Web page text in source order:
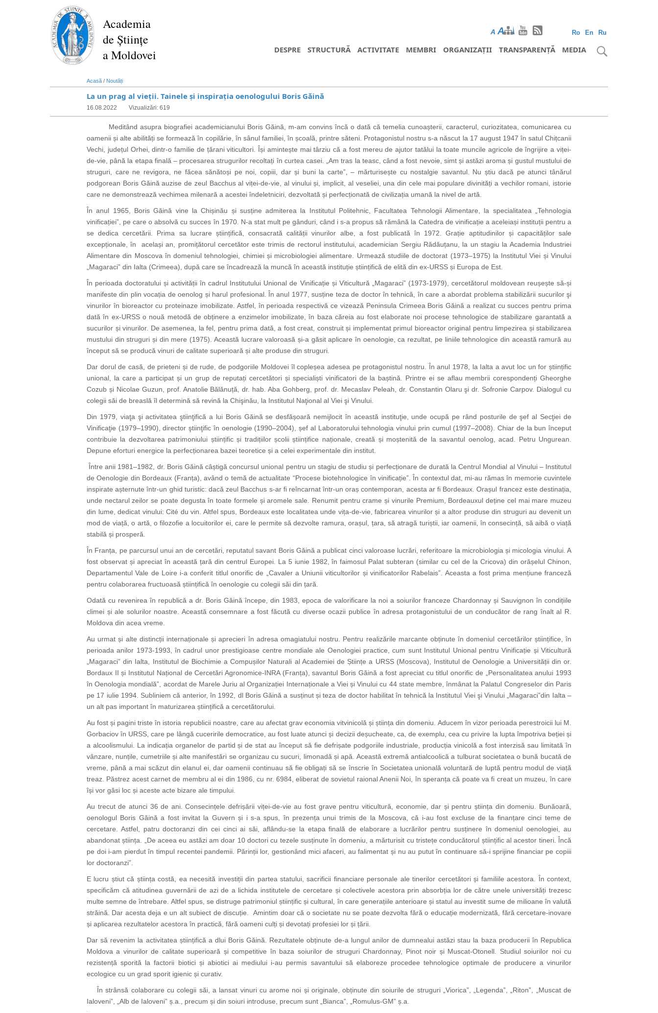
Academia
de Științe
a Moldovei
Ro En Ru
A AA
DESPRE STRUCTURĂ ACTIVITATE MEMBRI ORGANIZAȚII TRANSPARENȚĂ MEDIA
Acasă / Noutăți
La un prag al vieții. Tainele și inspirația oenologului Boris Găină
16.08.2022 Vizualizări: 619
Meditând asupra biografiei academicianului Boris Găină, m-am convins încă o dată că temelia cunoașterii, caracterul, curiozitatea, comunicarea cu
oamenii și alte abilități se formează în copilărie, în sânul familiei, în școală, printre săteni. Protagonistul nostru s-a născut la 17 august 1947 în satul Chițcanii
Vechi, județul Orhei, dintr-o familie de țărani viticultori. Își amintește mai târziu că a fost mereu de ajutor tatălui la toate muncile agricole de îngrijire a viței-
de-vie, până la etapa finală – procesarea strugurilor recoltați în curtea casei. „Am tras la teasc, când a fost nevoie, simt și astăzi aroma și gustul mustului de
struguri, care ne revigora, ne făcea sănătoși pe noi, copiii, dar și buni la carte”, – mărturisește cu nostalgie savantul. Nu știu dacă pe atunci tânărul
podgorean Boris Găină auzise de zeul Bacchus al viței-de-vie, al vinului și, implicit, al veseliei, una din cele mai populare divinități a vechilor romani, istorie
care ne demonstrează vechimea milenară a acestei îndeletniciri, dezvoltată și perfecționată de civilizația umană la nivel de artă.
În anul 1965, Boris Găină vine la Chișinău și susține admiterea la Institutul Politehnic, Facultatea Tehnologii Alimentare, la specialitatea „Tehnologia
vinificației”, pe care o absolvă cu succes în 1970. N-a stat mult pe gânduri, când i s-a propus să rămână la Catedra de vinificație a aceleiași instituții pentru a
se dedica cercetării. Prima sa lucrare științifică, consacrată calității vinurilor albe, a fost publicată în 1972. Grație aptitudinilor și capacităților sale
excepționale, în același an, promițătorul cercetător este trimis de rectorul institutului, academician Sergiu Rădăuțanu, la un stagiu la Academia Industriei
Alimentare din Moscova în domeniul tehnologiei, chimiei și microbiologiei alimentare. Urmează studiile de doctorat (1973–1975) la Institutul Viei și Vinului
„Magaraci” din Ialta (Crimeea), după care se încadrează la muncă în această instituție științifică de elită din ex-URSS și Europa de Est.
În perioada doctoratului și activității în cadrul Institutului Unional de Vinificație și Viticultură „Magaraci” (1973-1979), cercetătorul moldovean reușește să-și
manifeste din plin vocația de oenolog și harul profesional. În anul 1977, susține teza de doctor în tehnică, în care a abordat problema stabilizării sucurilor şi
vinurilor în bioreactor cu proteinaze imobilizate. Astfel, în perioada respectivă ce vizează Peninsula Crimeea Boris Găină a realizat cu succes pentru prima
dată în ex-URSS o nouă metodă de obținere a enzimelor imobilizate, în baza căreia au fost elaborate noi procese tehnologice de stabilizare garantată a
sucurilor și vinurilor. De asemenea, la fel, pentru prima dată, a fost creat, construit și implementat primul bioreactor original pentru limpezirea și stabilizarea
mustului din struguri și din mere (1975). Această lucrare valoroasă și-a găsit aplicare în oenologie, ca rezultat, pe liniile tehnologice din această ramură au
început să se producă vinuri de calitate superioară și alte produse din struguri.
Dar dorul de casă, de prieteni și de rude, de podgoriile Moldovei îl copleșea adesea pe protagonistul nostru. În anul 1978, la Ialta a avut loc un for științific
unional, la care a participat și un grup de reputați cercetători și specialiști vinificatori de la baștină. Printre ei se aflau membrii corespondenți Gheorghe
Cozub și Nicolae Guzun, prof. Anatolie Bălănuță, dr. hab. Aba Gohberg, prof. dr. Mecaslav Peleah, dr. Constantin Olaru şi dr. Sofronie Carpov. Dialogul cu
colegii săi de breaslă îl determină să revină la Chişinău, la Institutul Naţional al Viei şi Vinului.
Din 1979, viaţa şi activitatea ştiinţifică a lui Boris Găină se desfășoară nemijlocit în această instituţie, unde ocupă pe rând posturile de şef al Secţiei de
Vinificaţie (1979–1990), director ştiinţific în oenologie (1990–2004), șef al Laboratorului tehnologia vinului prin cumul (1997–2008). Chiar de la bun început
contribuie la dezvoltarea patrimoniului științific și tradițiilor școlii științifice naționale, creată și moștenită de la savantul oenolog, acad. Petru Ungurean.
Depune eforturi energice la perfecționarea bazei teoretice și a celei experimentale din institut.
Între anii 1981–1982, dr. Boris Găină câștigă concursul unional pentru un stagiu de studiu și perfecționare de durată la Centrul Mondial al Vinului – Institutul
de Oenologie din Bordeaux (Franța), având o temă de actualitate “Procese biotehnologice în vinificație”. În contextul dat, mi-au rămas în memorie cuvintele
inspirate așternute într-un ghid turistic: dacă zeul Bacchus s-ar fi reîncarnat într-un oraș contemporan, acesta ar fi Bordeaux. Orașul francez este destinația,
unde nectarul zeilor se poate degusta în toate formele și aromele sale. Renumit pentru crame și vinurile Premium, Bordeauxul deține cel mai mare muzeu
din lume, dedicat vinului: Cité du vin. Altfel spus, Bordeaux este localitatea unde vița-de-vie, fabricarea vinurilor și a altor produse din struguri au devenit un
mod de viață, o artă, o filozofie a locuitorilor ei, care le permite să dezvolte ramura, orașul, țara, să atragă turiștii, iar oamenii, în consecință, să aibă o viață
stabilă și prosperă.
În Franța, pe parcursul unui an de cercetări, reputatul savant Boris Găină a publicat cinci valoroase lucrări, referitoare la microbiologia și micologia vinului. A
fost observat și apreciat în această țară din centrul Europei. La 5 iunie 1982, în faimosul Palat subteran (similar cu cel de la Cricova) din orășelul Chinon,
Departamentul Vale de Loire i-a conferit titlul onorific de „Cavaler a Uniunii viticultorilor și vinificatorilor Rabelais”. Aceasta a fost prima mențiune franceză
pentru colaborarea fructuoasă științifică în oenologie cu colegii săi din țară.
Odată cu revenirea în republică a dr. Boris Găină începe, din 1983, epoca de valorificare la noi a soiurilor franceze Chardonnay și Sauvignon în condițiile
climei și ale solurilor noastre. Această consemnare a fost făcută cu diverse ocazii publice în adresa protagonistului de un conducător de rang înalt al R.
Moldova din acea vreme.
Au urmat și alte distincții internaționale și aprecieri în adresa omagiatului nostru. Pentru realizările marcante obținute în domeniul cercetărilor științifice, în
perioada anilor 1973-1993, în cadrul unor prestigioase centre mondiale ale Oenologiei practice, cum sunt Institutul Unional pentru Vinificație și Viticultură
„Magaraci” din Ialta, Institutul de Biochimie a Compușilor Naturali al Academiei de Științe a URSS (Moscova), Institutul de Oenologie a Universității din or.
Bordaux II și Institutul Național de Cercetări Agronomice-INRA (Franța), savantul Boris Găină a fost apreciat cu titlul onorific de „Personalitatea anului 1993
în Oenologia mondială”, acordat de Marele Juriu al Organizației Internaționale a Viei și Vinului cu 44 state membre, înmânat la Palatul Congreselor din Paris
pe 17 iulie 1994. Subliniem că anterior, în 1992, dl Boris Găină a susținut și teza de doctor habilitat în tehnică la Institutul Viei şi Vinului „Magaraci”din Ialta –
un alt pas important în maturizarea științifică a cercetătorului.
Au fost și pagini triste în istoria republicii noastre, care au afectat grav economia vitvinicolă și știința din domeniu. Aducem în vizor perioada perestroicii lui M.
Gorbaciov în URSS, care pe lângă cuceririle democratice, au fost luate atunci și decizii deșucheate, ca, de exemplu, cea cu privire la lupta împotriva beției și
a alcoolismului. La indicația organelor de partid și de stat au început să fie defrișate podgoriile industriale, producția vinicolă a fost interzisă sau limitată în
vânzare, nunțile, cumetriile și alte manifestări se organizau cu sucuri, limonadă și apă. Această extremă antialcoolică a tulburat societatea o bună bucată de
vreme, până a mai scăzut din elanul ei, dar oamenii continuau să fie obligați să se înscrie în Societatea unională voluntară de luptă pentru modul de viață
treaz. Păstrez acest carnet de membru al ei din 1986, cu nr. 6984, eliberat de sovietul raional Anenii Noi, în speranța că poate va fi creat un muzeu, în care
își vor găsi loc și aceste acte bizare ale timpului.
Au trecut de atunci 36 de ani. Consecințele defrișării viței-de-vie au fost grave pentru viticultură, economie, dar și pentru știința din domeniu. Bunăoară,
oenologul Boris Găină a fost invitat la Guvern și i s-a spus, în prezența unui trimis de la Moscova, că i-au fost excluse de la finanțare cinci teme de
cercetare. Astfel, patru doctoranzi din cei cinci ai săi, aflându-se la etapa finală de elaborare a lucrărilor pentru susținere în domeniul oenologiei, au
abandonat știința. „De aceea eu astăzi am doar 10 doctori cu tezele susținute în domeniu, a mărturisit cu tristețe conducătorul științific al acestor tineri. Încă
pe doi i-am pierdut în timpul recentei pandemii. Părinții lor, gestionând mici afaceri, au falimentat și nu au putut în continuare să-i sprijine financiar pe copiii
lor doctoranzi”.
E lucru știut că știința costă, ea necesită investiții din partea statului, sacrificii financiare personale ale tinerilor cercetători și familiile acestora. În context,
specificăm că atitudinea guvernării de azi de a lichida institutele de cercetare și colectivele acestora prin absorbția lor de către unele universități trezesc
multe semne de întrebare. Altfel spus, se distruge patrimoniul științific și cultural, în care generațiile anterioare și statul au investit sume de milioane în valută
străină. Dar acesta deja e un alt subiect de discuție. Amintim doar că o societate nu se poate dezvolta fără o educație modernizată, fără cercetare-inovare
și aplicarea rezultatelor acestora în practică, fără oameni culți și devotați profesiei lor și țării.
Dar să revenim la activitatea științifică a dlui Boris Găină. Rezultatele obținute de-a lungul anilor de dumnealui astăzi stau la baza producerii în Republica
Moldova a vinurilor de calitate superioară și competitive în baza soiurilor de struguri Chardonnay, Pinot noir și Muscat-Otonell. Studiul soiurilor noi cu
rezistență sporită la factorii biotici și abiotici ai mediului i-au permis savantului să elaboreze procedee tehnologice optimale de producere a vinurilor
ecologice cu un grad sporit igienic și curativ.
În strânsă colaborare cu colegii săi, a lansat vinuri cu arome noi și originale, obținute din soiurile de struguri „Viorica”, „Legenda”, „Riton”, „Muscat de
Ialoveni”, „Alb de Ialoveni” ș.a., precum și din soiuri introduse, precum sunt „Bianca”, „Romulus-GM” ș.a.